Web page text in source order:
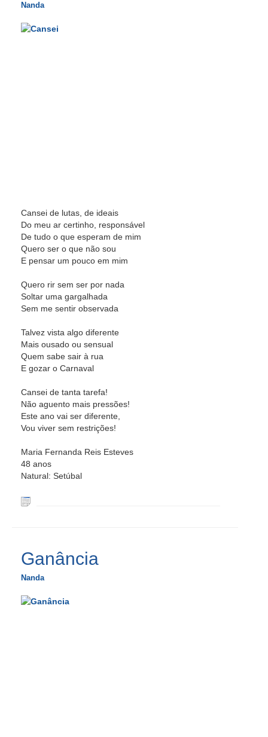
Nanda
Cansei de lutas, de ideais
Do meu ar certinho, responsável
De tudo o que esperam de mim
Quero ser o que não sou
E pensar um pouco em mim
Quero rir sem ser por nada
Soltar uma gargalhada
Sem me sentir observada
Talvez vista algo diferente
Mais ousado ou sensual
Quem sabe sair à rua
E gozar o Carnaval
Cansei de tanta tarefa!
Não aguento mais pressões!
Este ano vai ser diferente,
Vou viver sem restrições!
Maria Fernanda Reis Esteves
48 anos
Natural: Setúbal
Ganância
Nanda